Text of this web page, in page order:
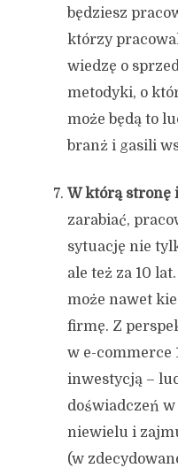
będziesz
którzy
wiedzę o
metodyki, o
może będą to
branż i gasili
W którą stronę
zarabiać,
sytuację nie
ale też za 10
może nawet
firmę. Z
w e-commerce
inwestycją –
doświadczeń
niewielu i
(w